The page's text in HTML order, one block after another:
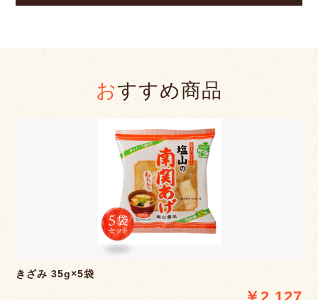
おすすめ商品
きざみ 35g×5袋